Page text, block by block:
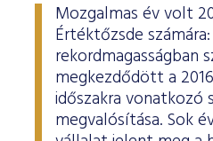
Mozgalmas év volt
Értéktőzsde
rekordmagasságban
megkezdődött a
időszakra vonatkozó
megvalósítása. Sok